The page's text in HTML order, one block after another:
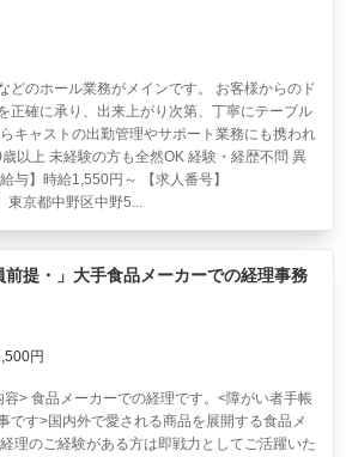
どのホール業務がメインです。 お客様からのド
正確に承り、出来上がり次第、丁寧にテーブル
キャストの出勤管理やサポート業務にも携われ
以上 未経験の方も全然OK 経験・経歴不問 異
与】時給1,550円～ 【求人番号】
東京都中野区中野5...
前提・」大手食品メーカーでの経理事務
円
容> 食品メーカーでの経理です。<障がい者手帳
です>国内外で愛される商品を展開する食品メ
理のご経験がある方は即戦力としてご活躍いた